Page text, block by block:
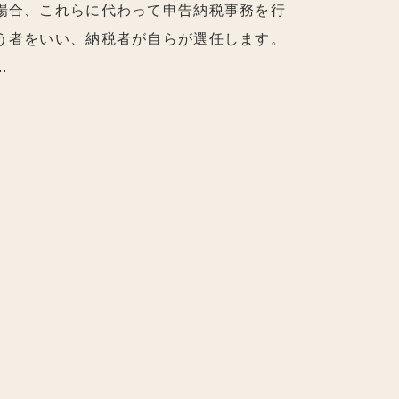
合、これらに代わって申告納税事務を行
者をいい、納税者が自らが選任します。